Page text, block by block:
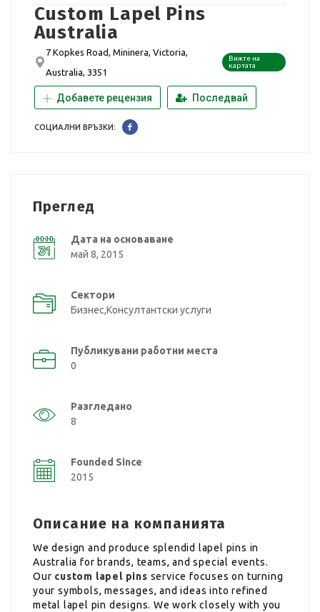
Custom Lapel Pins
Australia
7 Kopkes Road, Mininera, Victoria,
Australia, 3351
Вижте на
картата
Добавете рецензия Последвай
СОЦИАЛНИ ВРЪЗКИ:
Преглед
Дата на основаване
май 8, 2015
Сектори
Бизнес,Консултантски услуги
Публикувани работни места
0
Разгледано
8
Founded Since
2015
Описание на компанията
We design and produce splendid lapel pins in
Australia for brands, teams, and special events.
Our custom lapel pins service focuses on turning
your symbols, messages, and ideas into refined
metal lapel pin designs. We work closely with you